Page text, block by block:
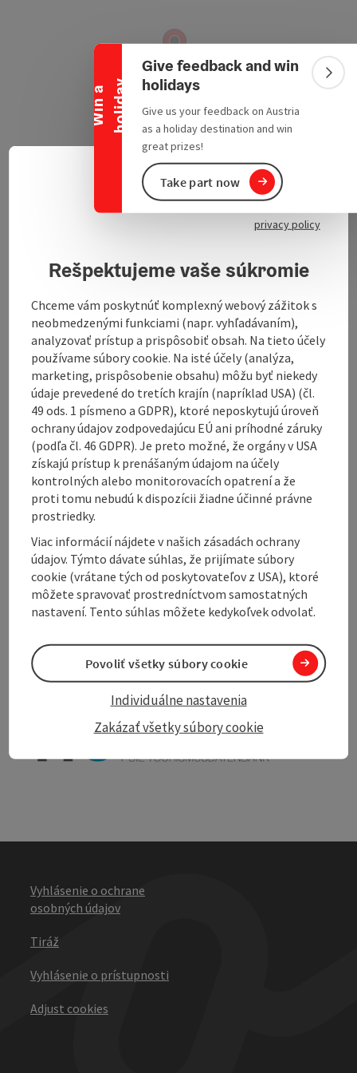
W
i
n
a
h
o
l
i
d
a y
Collapse banner
Give feedback and win
holidays
Give us your feedback on Austria
as a holiday destination and win
great prizes!
Take part now
Treubach open in
Contact
Arrival
Suitability
Accessibility
Create PDF
Print article
TOURDATA
Vyhlásenie o ochrane
osobných údajov
Tiráž
Vyhlásenie o prístupnosti
Adjust cookies
privacy policy
Rešpektujeme vaše súkromie
Chceme vám poskytnúť komplexný webový zážitok s
neobmedzenými funkciami (napr. vyhľadávaním),
analyzovať prístup a prispôsobiť obsah. Na tieto účely
používame súbory cookie. Na isté účely (analýza,
marketing, prispôsobenie obsahu) môžu byť niekedy
údaje prevedené do tretích krajín (napríklad USA) (čl.
49 ods. 1 písmeno a GDPR), ktoré neposkytujú úroveň
ochrany údajov zodpovedajúcu EÚ ani príhodné záruky
(podľa čl. 46 GDPR). Je preto možné, že orgány v USA
získajú prístup k prenášaným údajom na účely
kontrolných alebo monitorovacích opatrení a že
proti tomu nebudú k dispozícii žiadne účinné právne
prostriedky.
Viac informácií nájdete v našich zásadách ochrany
údajov. Týmto dávate súhlas, že prijímate súbory
cookie (vrátane tých od poskytovateľov z USA), ktoré
môžete spravovať prostredníctvom samostatných
nastavení. Tento súhlas môžete kedykoľvek odvolať.
Zakázať všetky súbory cookie
Individuálne nastavenia
Povoliť všetky súbory cookie